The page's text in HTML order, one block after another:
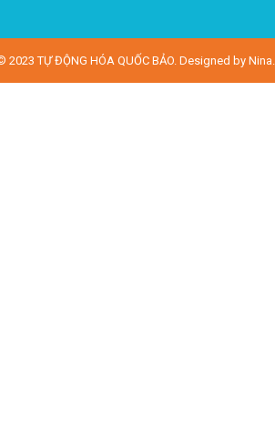
2023TỰ ĐỘNG HÓA QUỐC BẢO. Designed by